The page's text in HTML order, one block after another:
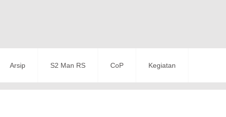
Arsip S2 Man RS CoP Kegiatan